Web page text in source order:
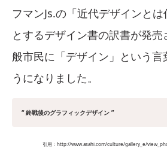
フマンJs.の「近代デザインと
とするデザイン書の訳書が発
般市民に「デザイン」という言
うになりました。
“ 終戦後のグラフィックデザイン ”
引用：http://www.asahi.com/culture/gallery_e/